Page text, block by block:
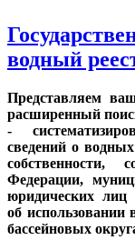
водный
Представляем
расширенный
-
сведений о
собственности,
Федерации,
юридических лиц
об использовании
бассейновых